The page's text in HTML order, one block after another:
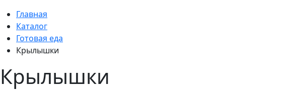
Главная
Каталог
Готовая еда
Крылышки
Крылышки